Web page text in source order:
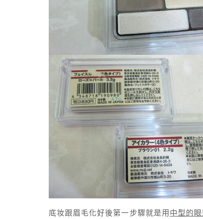
底妆跟眉毛化好後第一步驟就是用 中型的